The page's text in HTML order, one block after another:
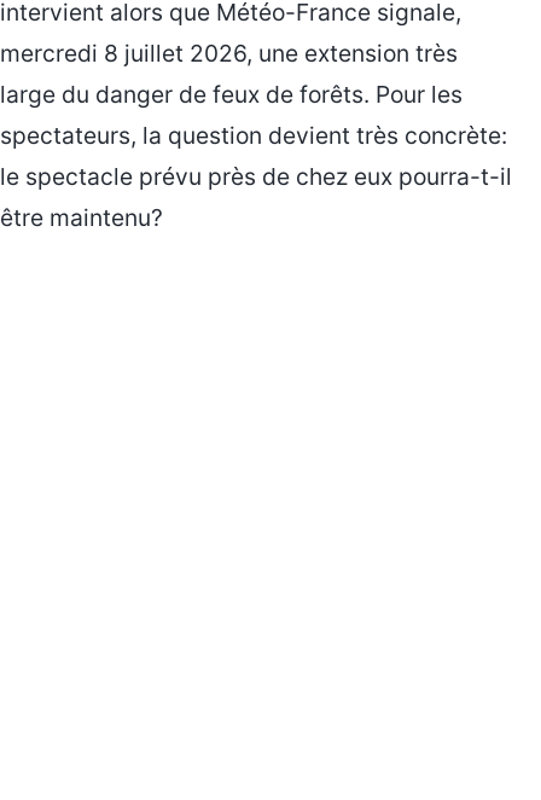
intervient alors que Météo-France signale,
mercredi 8 juillet 2026, une extension très
large du danger de feux de forêts. Pour les
spectateurs, la question devient très concrète:
le spectacle prévu près de chez eux pourra-t-il
être maintenu?